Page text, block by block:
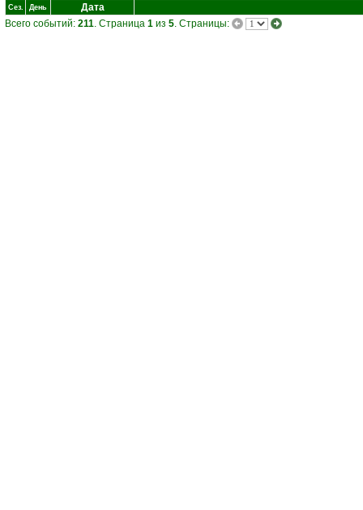
Сез. День
Дата
Всего событий: 211. Страница 1 из 5. Страницы: